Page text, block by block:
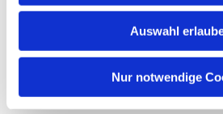
Auswahl
Nur notwendige